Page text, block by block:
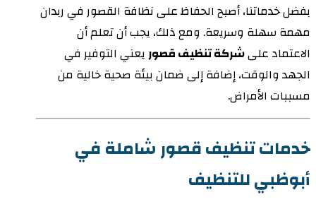
بفضل خدماتنا، أصبح الحفاظ على نظافة القصور في ربدان
مهمة سهلة وسريعة. ومع ذلك، يجب أن تعلم أن
الاعتماد علىشركة تنظيف قصوريعني التوفير في
الجهد والوقت، إضافة إلى ضمان بيئة صحية خالية من
مسببات الأمراض.
خدمات تنظيف قصور شاملة في
أبوظبي للتنظيف